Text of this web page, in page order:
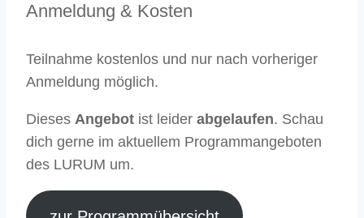
Anmeldung & Kosten
Teilnahme kostenlos und nur nach vorheriger
Anmeldung möglich.
Dieses Angebot ist leider abgelaufen. Schau
dich gerne im aktuellem Programmangeboten
des LURUM um.